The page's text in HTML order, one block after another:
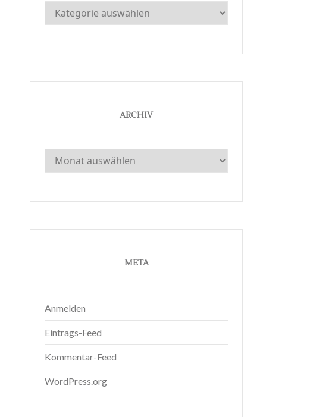
Kategorien
ARCHIV
Archiv
META
Anmelden
Eintrags-Feed
Kommentar-Feed
WordPress.org